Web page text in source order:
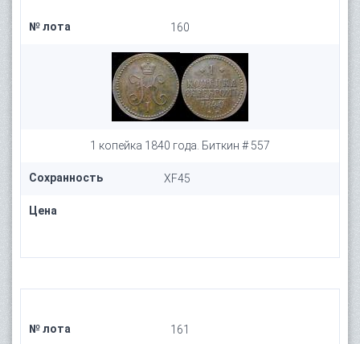
№ лота 160
1 копейка 1840 года. Биткин # 557
Сохранность XF45
Цена
№ лота 161